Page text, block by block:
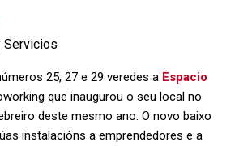
Servicios
25, 27 e 29 veredes a Espacio
que inaugurou o seu local no
deste mesmo ano. O novo baixo
instalacións a emprendedores e a